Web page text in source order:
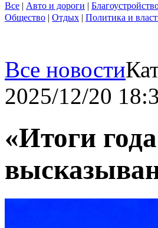
Все | Авто и дороги |
Общество | Отдых | Политика и
Все новости
2025/12/20
«Итоги